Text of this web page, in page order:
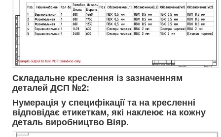
Складальне креслення із зазначенням
деталей ДСП №2:
Нумерація у специфікації та на кресленні
відповідає етикеткам, які наклеює на кожну
деталь виробництво Віяр.